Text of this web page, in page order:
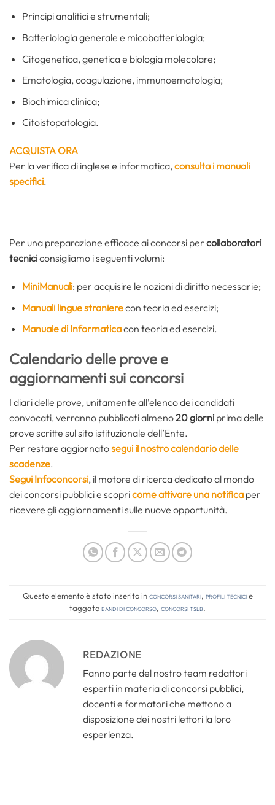
Principi analitici e strumentali;
Batteriologia generale e micobatteriologia;
Citogenetica, genetica e biologia molecolare;
Ematologia, coagulazione, immunoematologia;
Biochimica clinica;
Citoistopatologia.
ACQUISTA ORA
Per la verifica di inglese e informatica,consulta i manuali
specifici.
Per una preparazione efficace ai concorsi per collaboratori
tecniciconsigliamo i seguenti volumi:
MiniManuali: per acquisire le nozioni di diritto necessarie;
Manuali lingue stranierecon teoria ed esercizi;
Manuale di Informaticacon teoria ed esercizi.
Calendario delle prove e
aggiornamenti sui concorsi
I diari delle prove, unitamente all’elenco dei candidati
convocati, verranno pubblicati almeno20 giorni prima delle
prove scritte sul sito istituzionale dell’Ente.
Per restare aggiornatosegui il nostro calendario delle
scadenze.
Segui Infoconcorsi, il motore di ricerca dedicato al mondo
dei concorsi pubblici e scopricome attivare una notifica per
ricevere gli aggiornamenti sulle nuove opportunità.
Questo elemento è stato inserito inConcorsi Sanitari, Profili tecnicie
taggatobandi di concorso, concorsi tslb.
REDAZIONE
Fanno parte del nostro team redattori
esperti in materia di concorsi pubblici,
docenti e formatori che mettono a
disposizione dei nostri lettori la loro
esperienza.